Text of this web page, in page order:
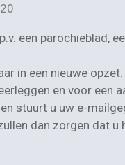
een parochieblad,
in een nieuwe opzet.
en voor een
stuurt u uw e-
dan zorgen dat u